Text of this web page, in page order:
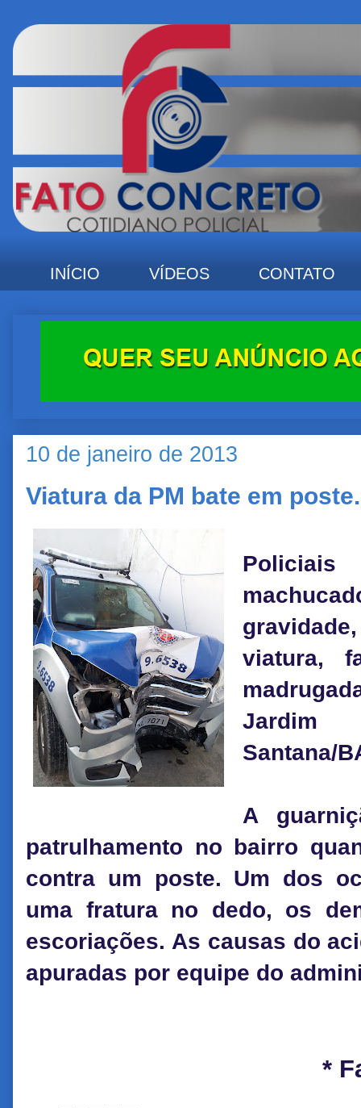
INÍCIO VÍDEOS CONTATO
10 de janeiro de 2013
Viatura da PM bate em
viatura,
Jardim
Santana/
A
patrulhamento no bairro
contra um poste. Um dos
uma fratura no dedo, os
escoriações. As causas do
apuradas por equipe do
*